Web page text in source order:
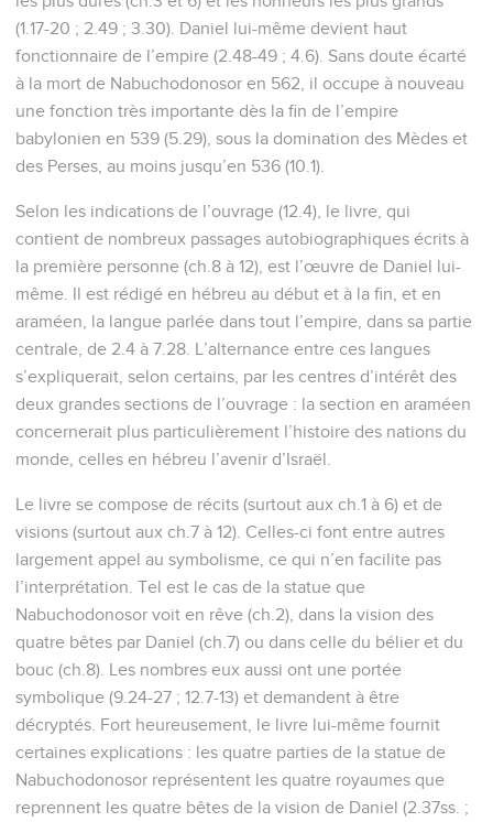
(1.17-20 ; 2.49 ; 3.30). Daniel lui-même devient haut
fonctionnaire de l’empire (2.48-49 ; 4.6). Sans doute écarté
à la mort de Nabuchodonosor en 562, il occupe à nouveau
une fonction très importante dès la fin de l’empire
babylonien en 539 (5.29), sous la domination des Mèdes et
des Perses, au moins jusqu’en 536 (10.1).
Selon les indications de l’ouvrage (12.4), le livre, qui
contient de nombreux passages autobiographiques écrits à
la première personne (ch.8 à 12), est l’œuvre de Daniel lui-
même. Il est rédigé en hébreu au début et à la fin, et en
araméen, la langue parlée dans tout l’empire, dans sa partie
centrale, de 2.4 à 7.28. L’alternance entre ces langues
s’expliquerait, selon certains, par les centres d’intérêt des
deux grandes sections de l’ouvrage : la section en araméen
concernerait plus particulièrement l’histoire des nations du
monde, celles en hébreu l’avenir d’Israël.
Le livre se compose de récits (surtout aux ch.1 à 6) et de
visions (surtout aux ch.7 à 12). Celles-ci font entre autres
largement appel au symbolisme, ce qui n’en facilite pas
l’interprétation. Tel est le cas de la statue que
Nabuchodonosor voit en rêve (ch.2), dans la vision des
quatre bêtes par Daniel (ch.7) ou dans celle du bélier et du
bouc (ch.8). Les nombres eux aussi ont une portée
symbolique (9.24-27 ; 12.7-13) et demandent à être
décryptés. Fort heureusement, le livre lui-même fournit
certaines explications : les quatre parties de la statue de
Nabuchodonosor représentent les quatre royaumes que
reprennent les quatre bêtes de la vision de Daniel (2.37ss. ;